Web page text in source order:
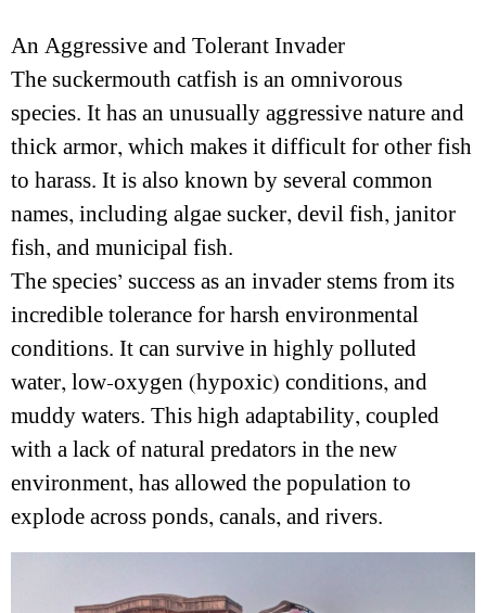
An Aggressive and Tolerant Invader
The suckermouth catfish is an omnivorous
species. It has an unusually aggressive nature and
thick armor, which makes it difficult for other fish
to harass. It is also known by several common
names, including algae sucker, devil fish, janitor
fish, and municipal fish.
The species’ success as an invader stems from its
incredible tolerance for harsh environmental
conditions. It can survive in highly polluted
water, low-oxygen (hypoxic) conditions, and
muddy waters. This high adaptability, coupled
with a lack of natural predators in the new
environment, has allowed the population to
explode across ponds, canals, and rivers.